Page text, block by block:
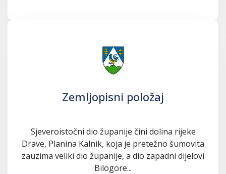
Zemljopisni položaj
Sjeveroistočni dio županije čini dolina rijeke
Drave, Planina Kalnik, koja je pretežno šumovita
zauzima veliki dio županije, a dio zapadni dijelovi
Bilogore...